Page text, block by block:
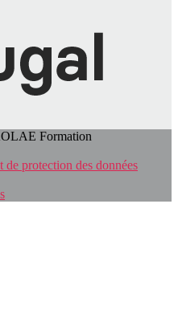
Formation
protection des données